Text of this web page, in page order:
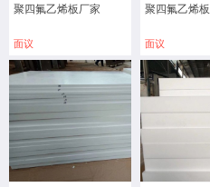
聚四氟乙烯板厂家
面议
聚四氟乙烯板
面议